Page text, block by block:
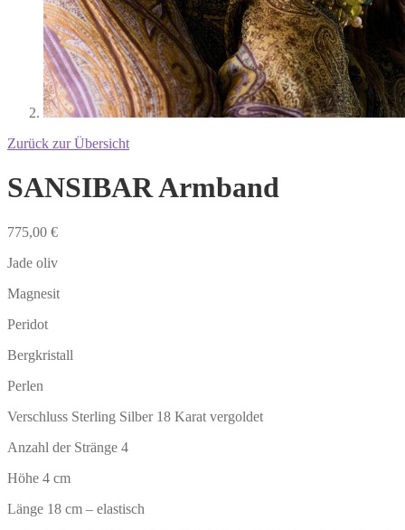
Zurück zur Übersicht
SANSIBAR Armband
775,00 €
Jade oliv
Magnesit
Peridot
Bergkristall
Perlen
Verschluss Sterling Silber 18 Karat vergoldet
Anzahl der Stränge 4
Höhe 4 cm
Länge 18 cm – elastisch